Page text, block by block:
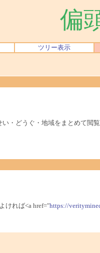
偏
ツリー表示
・どうぐ・地域をまとめて
ければ<a href="https://